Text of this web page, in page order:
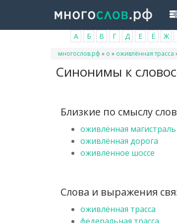
основному
А Б В Г Д Е Ё Ж
Вы
многослов.рф » о » оживлённая трасса
Синонимы к
Близкие по смыслу
оживлённая магистраль
оживлённая дорога
оживлённое шоссе
Слова и выражения
оживлённая трасса
федеральная трасса